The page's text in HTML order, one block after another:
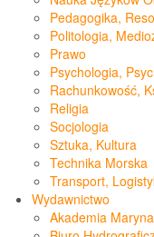
Pedagogika,
Politologia,
Prawo
Psychologia,
Rachunkowość,
Religia
Socjologia
Sztuka, Kultura
Technika Morska
Transport,
Wydawnictwo
Akademia